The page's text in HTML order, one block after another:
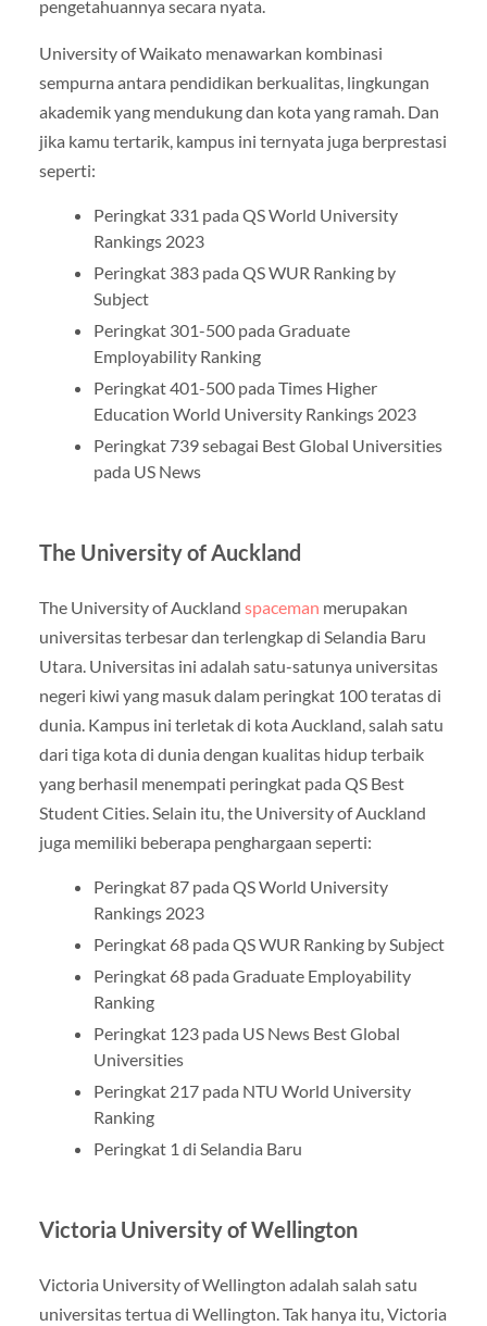
pengetahuannya secara nyata.
University of Waikato menawarkan kombinasi
sempurna antara pendidikan berkualitas, lingkungan
akademik yang mendukung dan kota yang ramah. Dan
jika kamu tertarik, kampus ini ternyata juga berprestasi
seperti:
Peringkat 331 pada QS World University
Rankings 2023
Peringkat 383 pada QS WUR Ranking by
Subject
Peringkat 301-500 pada Graduate
Employability Ranking
Peringkat 401-500 pada Times Higher
Education World University Rankings 2023
Peringkat 739 sebagai Best Global Universities
pada US News
The University of Auckland
The University of Auckland spaceman merupakan
universitas terbesar dan terlengkap di Selandia Baru
Utara. Universitas ini adalah satu-satunya universitas
negeri kiwi yang masuk dalam peringkat 100 teratas di
dunia. Kampus ini terletak di kota Auckland, salah satu
dari tiga kota di dunia dengan kualitas hidup terbaik
yang berhasil menempati peringkat pada QS Best
Student Cities. Selain itu, the University of Auckland
juga memiliki beberapa penghargaan seperti:
Peringkat 87 pada QS World University
Rankings 2023
Peringkat 68 pada QS WUR Ranking by Subject
Peringkat 68 pada Graduate Employability
Ranking
Peringkat 123 pada US News Best Global
Universities
Peringkat 217 pada NTU World University
Ranking
Peringkat 1 di Selandia Baru
Victoria University of Wellington
Victoria University of Wellington adalah salah satu
universitas tertua di Wellington. Tak hanya itu, Victoria